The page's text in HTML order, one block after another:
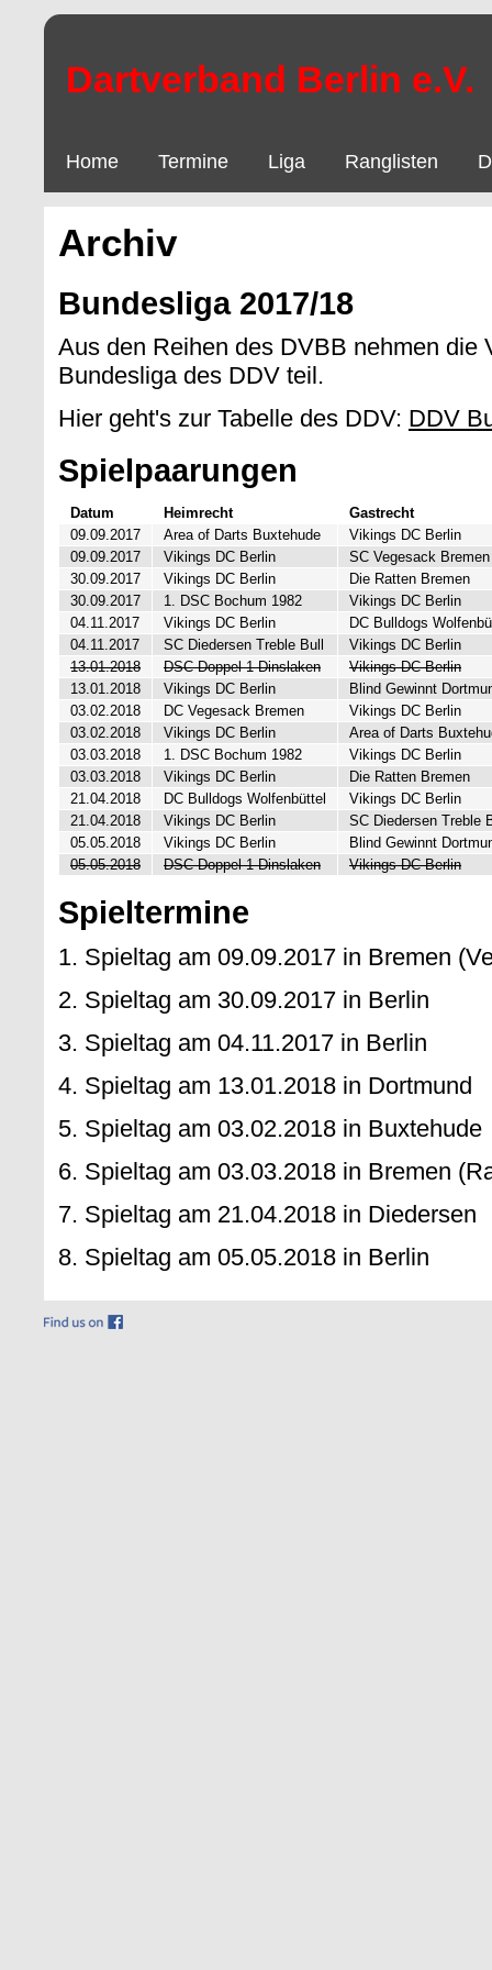
Dartverband Berlin e.V.
Home Termine Liga Ranglisten
Archiv
Bundesliga 2017/18
Aus den Reihen des DVBB nehmen die
Bundesliga des DDV teil.
Hier geht's zur Tabelle des DDV: DDV
Spielpaarungen
Datum Heimrecht
Gastrecht
09.09.2017
Area of Darts Buxtehude
Vikings DC Berlin
09.09.2017
Vikings DC Berlin
SC Vegesack Bremen
30.09.2017
Vikings DC Berlin
Die Ratten Bremen
30.09.2017
1. DSC Bochum 1982
Vikings DC Berlin
04.11.2017
Vikings DC Berlin
DC Bulldogs
04.11.2017
SC Diedersen Treble Bull
Vikings DC Berlin
13.01.2018
DSC Doppel 1 Dinslaken
Vikings DC Berlin
13.01.2018
Vikings DC Berlin
Blind Gewinnt
03.02.2018
DC Vegesack Bremen
Vikings DC Berlin
03.02.2018
Vikings DC Berlin
Area of Darts
03.03.2018
1. DSC Bochum 1982
Vikings DC Berlin
03.03.2018
Vikings DC Berlin
Die Ratten Bremen
21.04.2018
DC Bulldogs Wolfenbüttel
Vikings DC Berlin
21.04.2018
Vikings DC Berlin
SC Diedersen Treble
05.05.2018
Vikings DC Berlin
Blind Gewinnt
05.05.2018
DSC Doppel 1 Dinslaken Vikings DC Berlin
Spieltermine
1. Spieltag am 09.09.2017 in Bremen
2. Spieltag am 30.09.2017 in Berlin
3. Spieltag am 04.11.2017 in Berlin
4. Spieltag am 13.01.2018 in Dortmund
5. Spieltag am 03.02.2018 in Buxtehude
6. Spieltag am 03.03.2018 in Bremen
7. Spieltag am 21.04.2018 in Diedersen
8. Spieltag am 05.05.2018 in Berlin